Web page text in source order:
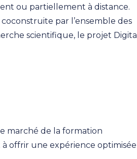
ou partiellement à distance.
par l’ensemble des
scientifique, le projet Digital
marché de la formation
à offrir une expérience optimisée